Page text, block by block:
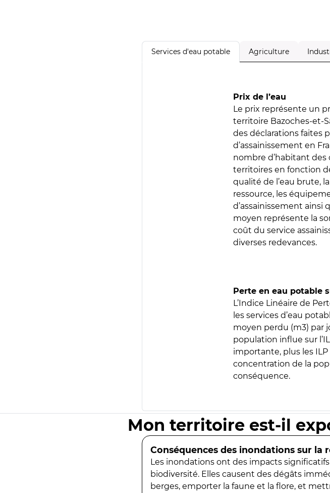
Services d'eau potable Agriculture
Prix de l’eau
Le prix représente un
territoire Bazoches-et-
des déclarations faites
d’assainissement en
nombre d’habitant des
territoires en fonction
qualité de l’eau brute,
ressource, les
d’assainissement ainsi
moyen représente la
coût du service
diverses redevances.
Perte en eau potable
L’Indice Linéaire de
les services d’eau
moyen perdu (m3) par
population influe sur
importante, plus les
concentration de la
conséquence.
Mon territoire est-il
Conséquences des inondations sur la
Les inondations ont des impacts
biodiversité. Elles causent des dégâts
berges, emporter la faune et la flore, et